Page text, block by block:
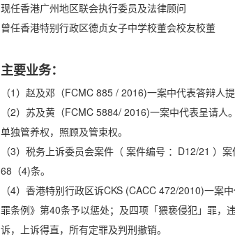
现任香港广州地区联会执行委员及法律顾问
曾任香港特别行政区德贞女子中学校董会校友校董
主要业务：
（1）赵及邓（FCMC 885 / 2016)一案中代表答辩人
（2）苏及黄（FCMC 5884/ 2016)一案中代表呈请
单独管养权，照顾及管束权。
（3）税务上诉委员会案件（ 案件编号 ：D12/21 ）
68（4)条。
（4）香港特别行政区诉CKS (CACC 472/2010)一
罪条例》第40条予以惩处；及四项「猥亵侵犯」罪，
诉，上诉得直，所有定罪及判刑撤销。